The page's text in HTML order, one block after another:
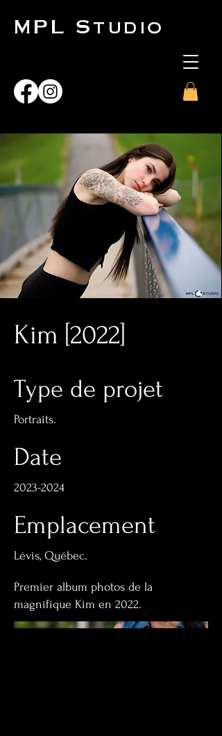
MPL Studio
Kim [2022]
Type de projet
Portraits.
Date
2023-2024
Emplacement
Lévis, Québec.
Premier album photos de la
magnifique Kim en 2022.